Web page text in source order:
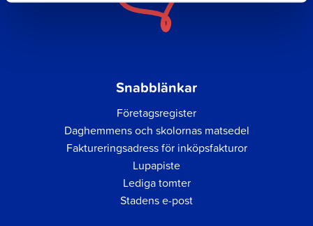
Snabblänkar
Företagsregister
Daghemmens och skolornas matsedel
Faktureringsadress för inköpsfakturor
Lupapiste
Lediga tomter
Stadens e-post